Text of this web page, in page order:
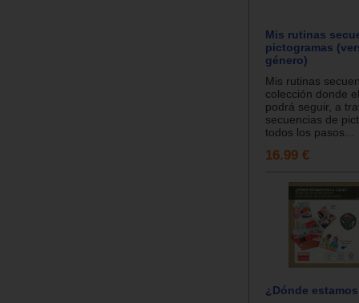
Mis rutinas
pictogramas
género)
Mis rutinas
colección donde
podrá seguir, a
secuencias de
todos los pasos...
16.99 €
¿Dónde